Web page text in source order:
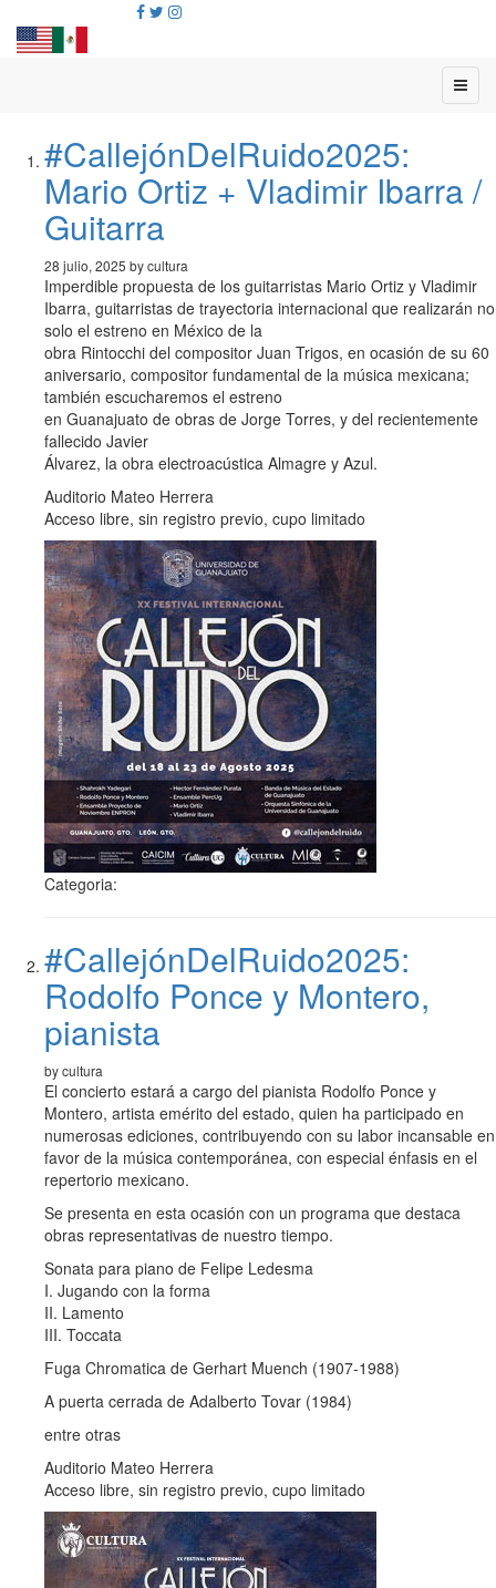
#CallejónDelRuido2025:
Mario Ortiz + Vladimir Ibarra /
Guitarra
28 julio, 2025 by cultura
Imperdible propuesta de los guitarristas Mario Ortiz y Vladimir
Ibarra, guitarristas de trayectoria internacional que realizarán no
solo el estreno en México de la
obra Rintocchi del compositor Juan Trigos, en ocasión de su 60
aniversario, compositor fundamental de la música mexicana;
también escucharemos el estreno
en Guanajuato de obras de Jorge Torres, y del recientemente
fallecido Javier
Álvarez, la obra electroacústica Almagre y Azul.
Auditorio Mateo Herrera
Acceso libre, sin registro previo, cupo limitado
Categoria:
#CallejónDelRuido2025:
Rodolfo Ponce y Montero,
pianista
by cultura
El concierto estará a cargo del pianista Rodolfo Ponce y
Montero, artista emérito del estado, quien ha participado en
numerosas ediciones, contribuyendo con su labor incansable en
favor de la música contemporánea, con especial énfasis en el
repertorio mexicano.
Se presenta en esta ocasión con un programa que destaca
obras representativas de nuestro tiempo.
Sonata para piano de Felipe Ledesma
I. Jugando con la forma
II. Lamento
III. Toccata
Fuga Chromatica de Gerhart Muench (1907-1988)
A puerta cerrada de Adalberto Tovar (1984)
entre otras
Auditorio Mateo Herrera
Acceso libre, sin registro previo, cupo limitado